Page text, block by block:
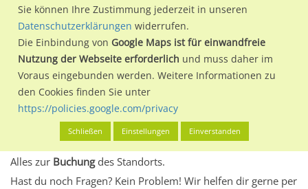
Recklinghausen, Stadt.
Wir erheben für jede unserer Werbeflächen individuelle und
aktuelleStandortinformationenundLeistungswerte. Damit
kannst du dich schon vor der Buchung im Detail über den
Standort, seine Reichweite und Werbewirkung sowie
eventuelle Beschränkungen in den zugelassenen
Werbeinhalten informieren.
Alles klar? Dann findest du direkt im unteren Teil dieser Seite
Alles zur Buchungdes Standorts.
Hast du noch Fragen? Kein Problem! Wir helfen dir gerne per
Sie können Ihre Zustimmung jederzeit in unseren
Datenschutzerklärungen widerrufen.
Die Einbindung von Google Maps ist für einwandfreie
Nutzung der Webseite erforderlich und muss daher im
Voraus eingebunden werden. Weitere Informationen zu
den Cookies finden Sie unter
https://policies.google.com/privacy
Schließen Einstellungen Einverstanden